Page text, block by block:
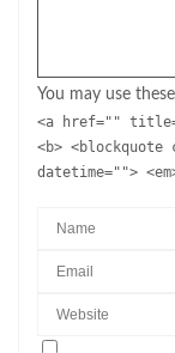
You may use these
<a href=""
<b>
datetime="">